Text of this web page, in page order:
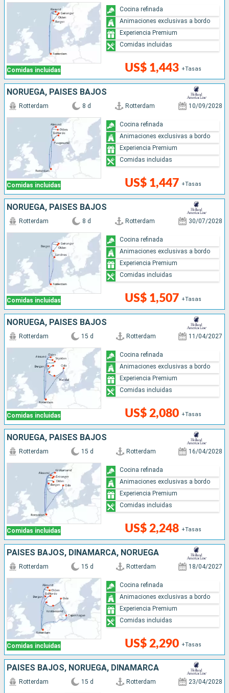
Comidas incluidas US$ 1,443 +Tasas
Cocina refinada
Animaciones exclusivas a bordo
Experiencia Premium
Comidas incluidas
NORUEGA, PAISES BAJOS
Comidas incluidas
Rotterdam 8 d Rotterdam 10/09/2028
US$ 1,447 +Tasas
Cocina refinada
Animaciones exclusivas a bordo
Experiencia Premium
Comidas incluidas
NORUEGA, PAISES BAJOS
Comidas incluidas
Rotterdam 8 d Rotterdam 30/07/2028
US$ 1,507 +Tasas
Cocina refinada
Animaciones exclusivas a bordo
Experiencia Premium
Comidas incluidas
NORUEGA, PAISES BAJOS
Comidas incluidas
Rotterdam 15 d Rotterdam 11/04/2027
US$ 2,080 +Tasas
Cocina refinada
Animaciones exclusivas a bordo
Experiencia Premium
Comidas incluidas
NORUEGA, PAISES BAJOS
Comidas incluidas
Rotterdam 15 d Rotterdam 16/04/2028
US$ 2,248 +Tasas
Cocina refinada
Animaciones exclusivas a bordo
Experiencia Premium
Comidas incluidas
PAISES BAJOS, DINAMARCA, NORUEGA
Comidas incluidas
Rotterdam 15 d Rotterdam 18/04/2027
US$ 2,290 +Tasas
Cocina refinada
Animaciones exclusivas a bordo
Experiencia Premium
Comidas incluidas
PAISES BAJOS, NORUEGA, DINAMARCA
Rotterdam 15 d Rotterdam 23/04/2028